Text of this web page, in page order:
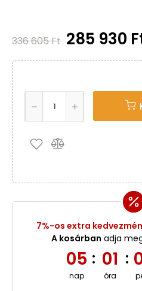
336 605 Ft 285 930
7%-os extra
A kosárban adja
05
nap
: 01
óra
: